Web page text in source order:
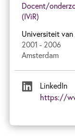
Docent/
(IViR)
Universiteit van
2001 - 2006
Amsterdam
LinkedIn
https://